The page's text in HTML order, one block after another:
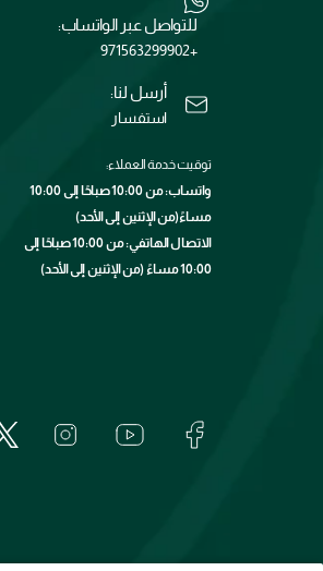
للتواصل عبر الواتساب:
+971563299902
أرسل لنا:
استفسار
توقيت خدمة العملاء:
واتساب: من 10:00 صباحًا إلى 10:00
مساءً(من الإثنين إلى الأحد)
الاتصال الهاتفي: من 10:00 صباحًا إلى
10:00 مساءً (من الإثنين إلى الأحد)